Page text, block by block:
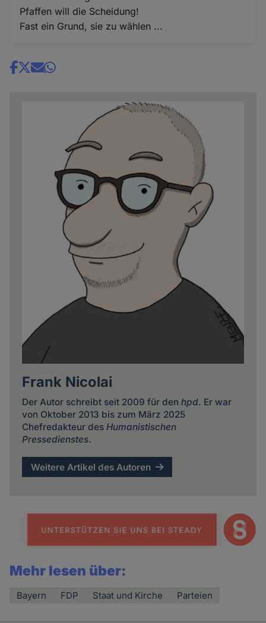
Pfaffen will die Scheidung!
Fast ein Grund, sie zu wählen ...
Share
Frank Nicolai
Der Autor schreibt seit 2009 für den hpd. Er war
von Oktober 2013 bis zum März 2025
Chefredakteur des Humanistischen
Pressedienstes.
Weitere Artikel des Autoren
Mehr lesen über:
Bayern FDP Staat und Kirche Parteien